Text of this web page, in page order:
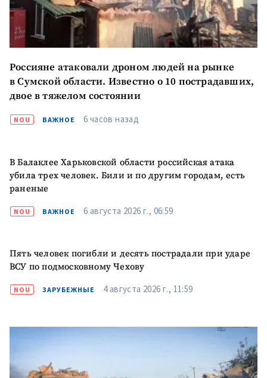
în Română in English
Россияне атаковали дроном людей на рынке
в Сумской области. Известно о 10 пострадавших,
двое в тяжелом состоянии
NOU ВАЖНОЕ 6 часов назад
В Балаклее Харьковской области российская атака
убила трех человек. Били и по другим городам, есть
раненые
NOU ВАЖНОЕ 6 августа 2026 г., 06:59
Пять человек погибли и десять пострадали при ударе
ВСУ по подмосковному Чехову
NOU ЗАРУБЕЖНЫЕ 4 августа 2026 г., 11:59